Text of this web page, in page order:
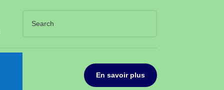
En savoir plus